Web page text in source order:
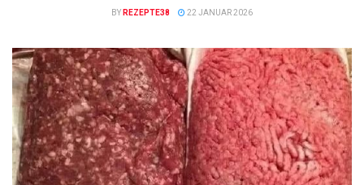
BY REZEPTE38 22 JANUAR 2026